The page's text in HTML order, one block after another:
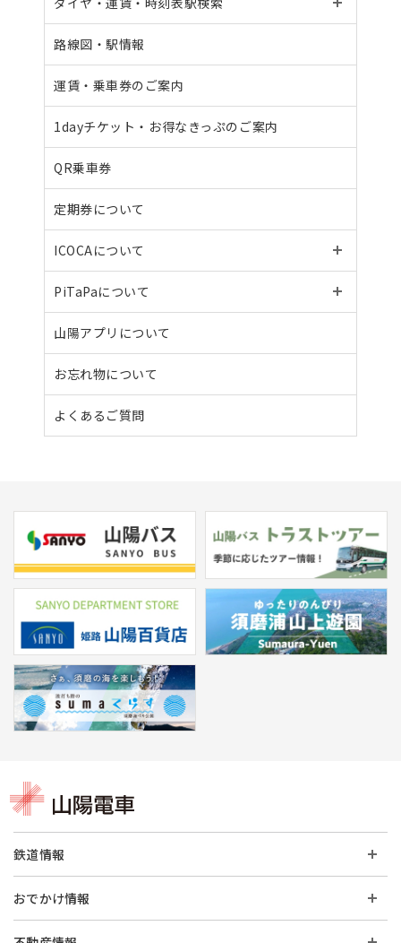
路線図・駅情報
運賃・乗車券のご案内
1dayチケット・ お得なきっぷのご案内
QR乗車券
定期券について
ICOCAについて
PiTaPaについて
山陽アプリについて
お忘れ物について
よくあるご質問
鉄道情報
おでかけ情報